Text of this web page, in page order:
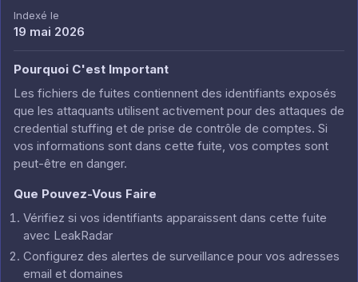
Indexé le
19 mai 2026
Pourquoi C'est Important
Les fichiers de fuites contiennent des identifiants exposés
que les attaquants utilisent activement pour des attaques de
credential stuffing et de prise de contrôle de comptes. Si
vos informations sont dans cette fuite, vos comptes sont
peut-être en danger.
Que Pouvez-Vous Faire
Vérifiez si vos identifiants apparaissent dans cette fuite
avec LeakRadar
Configurez des alertes de surveillance pour vos adresses
email et domaines